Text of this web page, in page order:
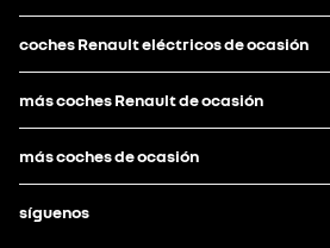
coches Renault eléctricos de ocasión
más coches Renault de ocasión
más coches de ocasión
síguenos